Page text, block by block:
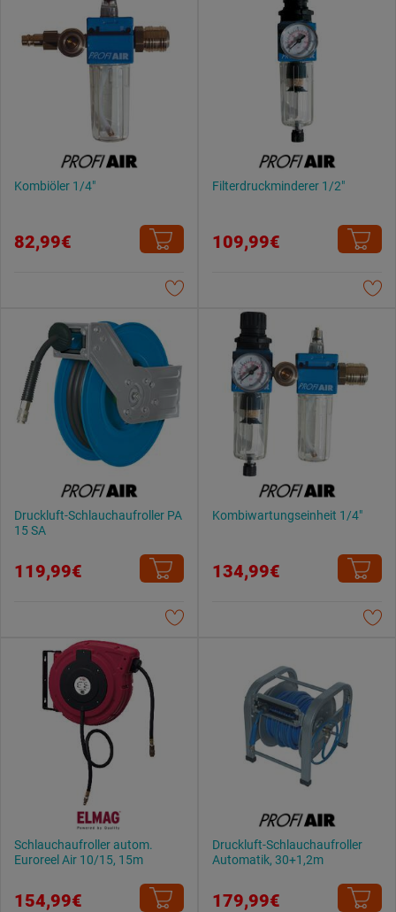
Kombiöler 1/4"
82,99€
Filterdruckminderer 1/2"
109,99€
Druckluft-Schlauchaufroller PA
15 SA
119,99€
Kombiwartungseinheit 1/4"
134,99€
Schlauchaufroller autom.
Euroreel Air 10/15, 15m
154,99€
Druckluft-Schlauchaufroller
Automatik, 30+1,2m
179,99€